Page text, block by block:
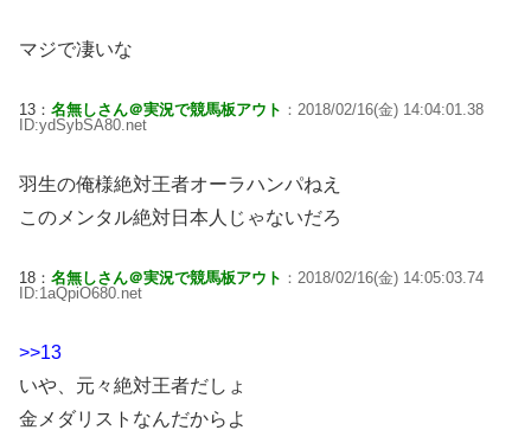
マジで凄いな
13： 名無しさん＠実況で競馬板アウト ：2018/02/16(金) 14:04:01.38
ID:ydSybSA80.net
羽生の俺様絶対王者オーラハンパねえ
このメンタル絶対日本人じゃないだろ
18： 名無しさん＠実況で競馬板アウト ：2018/02/16(金) 14:05:03.74
ID:1aQpiO680.net
>>13
いや、元々絶対王者だしょ
金メダリストなんだからよ